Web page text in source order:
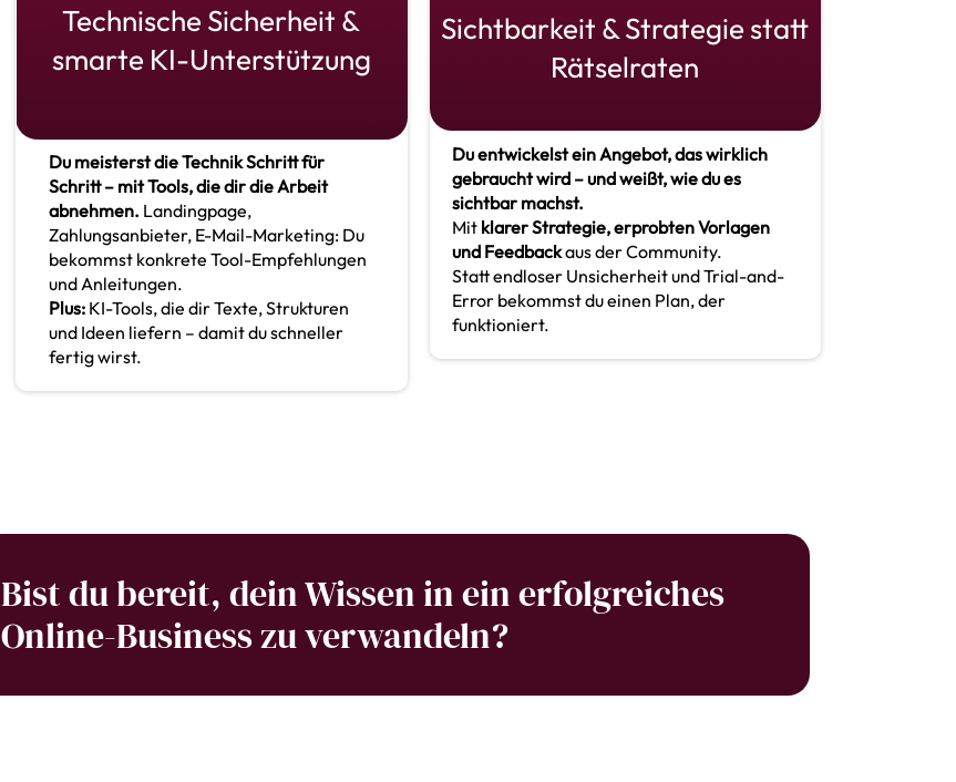
Technische Sicherheit &
smarte KI-Unterstützung
Du meisterst die Technik Schritt für
Schritt – mit Tools, die dir die Arbeit
abnehmen. Landingpage,
Zahlungsanbieter, E-Mail-Marketing: Du
bekommst konkrete Tool-Empfehlungen
und Anleitungen.
Plus: KI-Tools, die dir Texte, Strukturen
und Ideen liefern – damit du schneller
fertig wirst.
Sichtbarkeit & Strategie statt
Rätselraten
Du entwickelst ein Angebot, das wirklich
gebraucht wird – und weißt, wie du es
sichtbar machst.
Mit klarer Strategie, erprobten Vorlagen
und Feedbackaus der Community.
Statt endloser Unsicherheit und Trial-and-
Error bekommst du einen Plan, der
funktioniert.
Bist du bereit, dein Wissen in ein erfolgreiches
Online-Business zu verwandeln?